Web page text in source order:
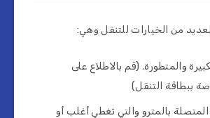
من الخيارات للتنقل وهي:
والمتطورة. (قم بالاطلاع على
ببطاقة التنقل)
بالمترو والتي تغطي أغلب أو